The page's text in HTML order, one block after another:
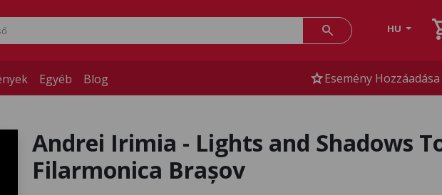
search HU
Egyéb Blog starEsemény Hozzáadása
Andrei Irimia - Lights and Shadows
Filarmonica Brașov